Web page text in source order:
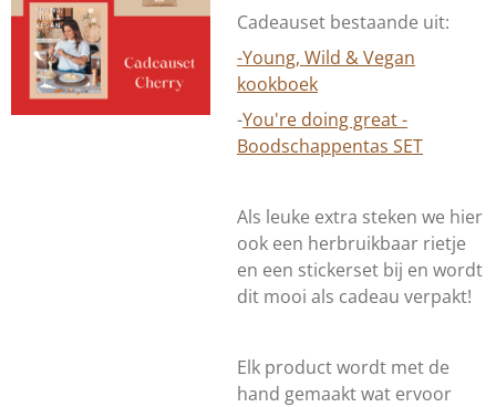
Cadeauset bestaande uit:
-Young, Wild & Vegan
kookboek
-You're doing great -
Boodschappentas SET
Als leuke extra steken we hier
ook een herbruikbaar rietje
en een stickerset bij en wordt
dit mooi als cadeau verpakt!
Elk product wordt met de
hand gemaakt wat ervoor